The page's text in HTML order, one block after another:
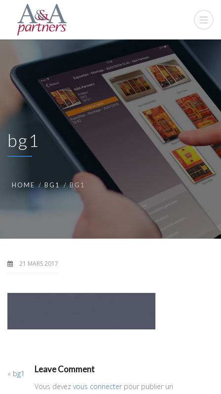
bg1
HOME BG1 BG1
21 MARS 2017
« bg1 Leave Comment
Vous devez vous connecter pour publier un